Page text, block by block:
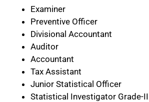
Examiner
Preventive Officer
Divisional Accountant
Auditor
Accountant
Tax Assistant
Junior Statistical Officer
Statistical Investigator Grade-II